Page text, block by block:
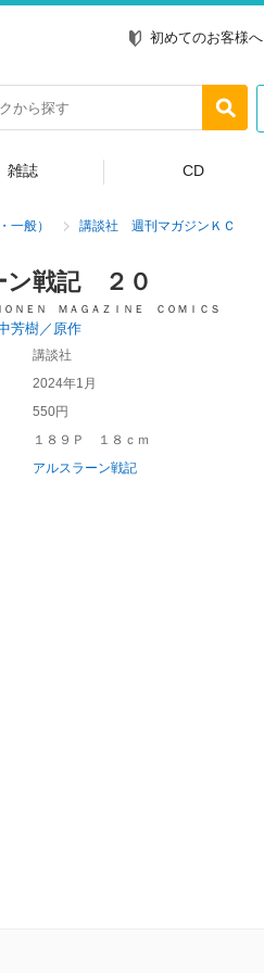
初めてのお客様へ
雑誌 CD
一般） 講談社 週刊マガジンＫＣ
ン戦記 ２０
ＮＥＮ ＭＡＧＡＺＩＮＥ ＣＯＭＩＣＳ
芳樹／原作
講談社
2024年1月
550円
１８９Ｐ １８ｃｍ
アルスラーン戦記